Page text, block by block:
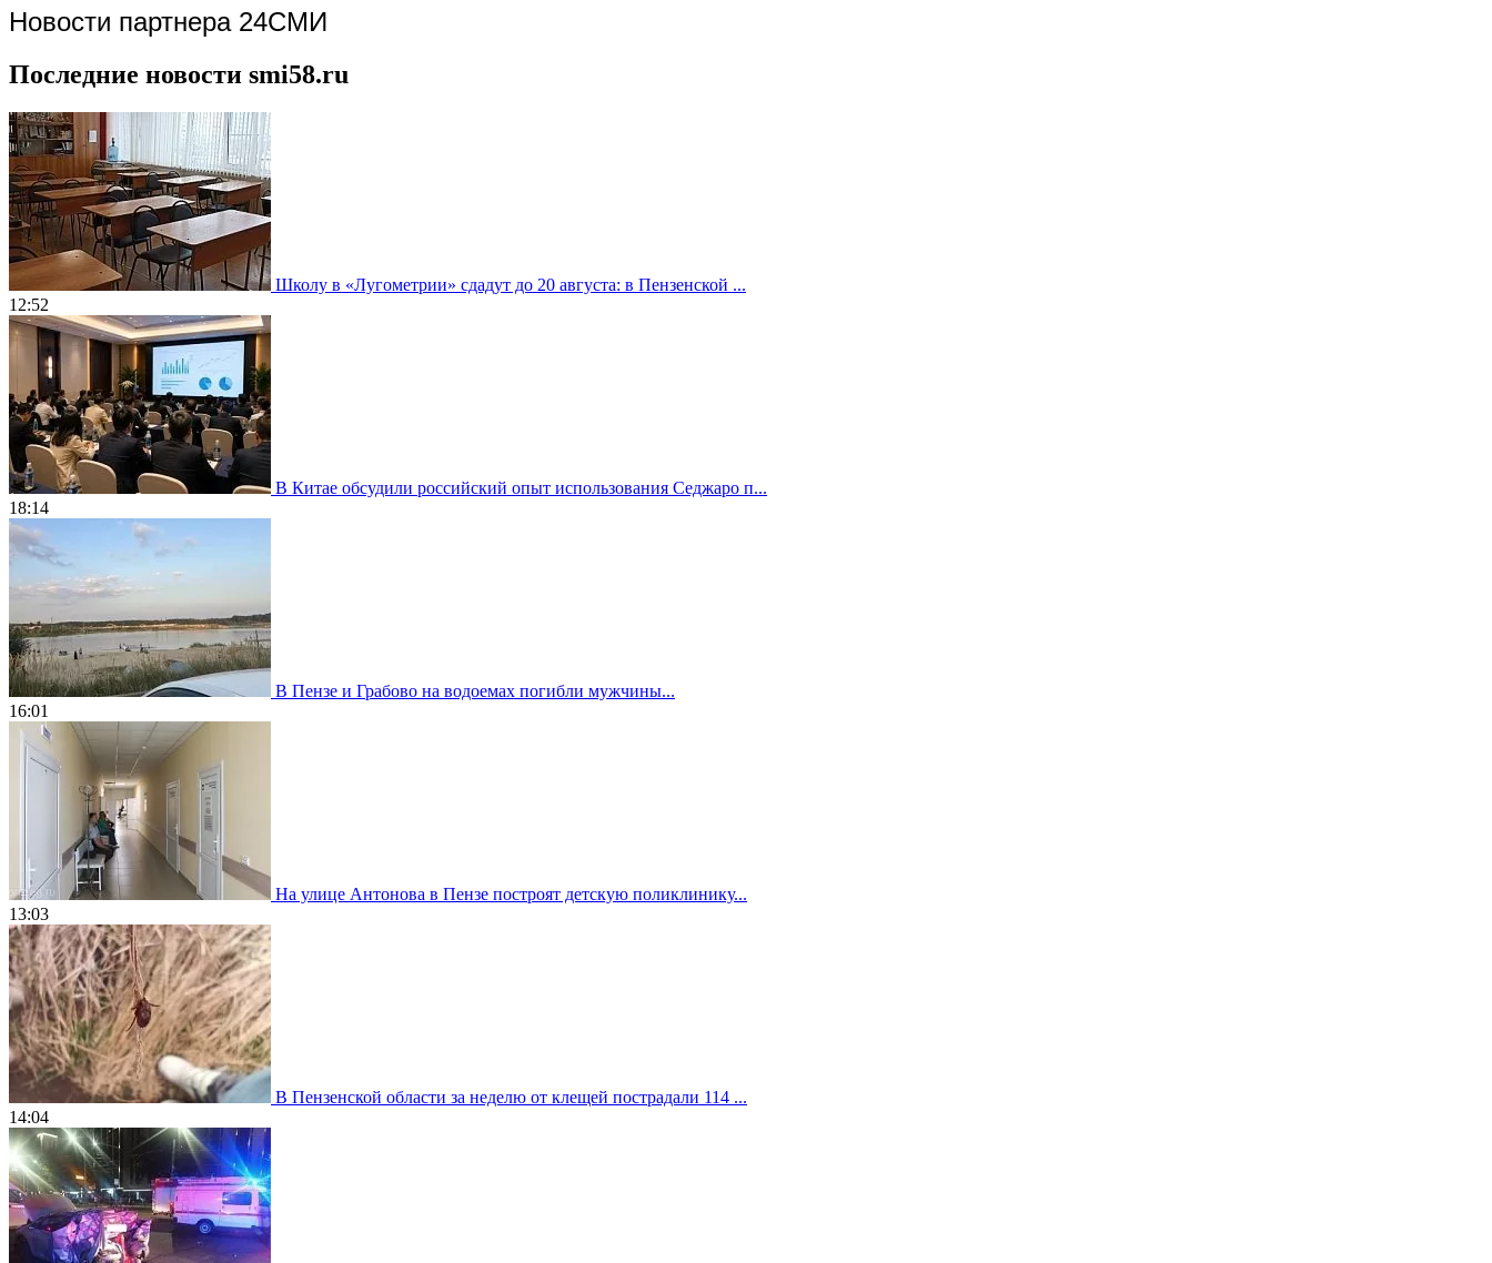
Новости партнера 24СМИ
Последние новости smi58.ru
Школу в «Лугометрии» сдадут до 20 августа: в Пензенской ...
12:52
В Китае обсудили российский опыт использования Седжаро п...
18:14
В Пензе и Грабово на водоемах погибли мужчины...
16:01
На улице Антонова в Пензе построят детскую поликлинику...
13:03
В Пензенской области за неделю от клещей пострадали 114 ...
14:04